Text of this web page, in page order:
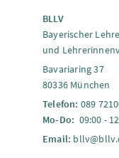
BLLV
Bayerischer
und
Bavariaring 37
80336 München
Telefon: 089
Mo-Do: 09:00 -
Email: